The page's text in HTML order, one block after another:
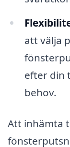
att välja
efter din
behov.
Att inhämta